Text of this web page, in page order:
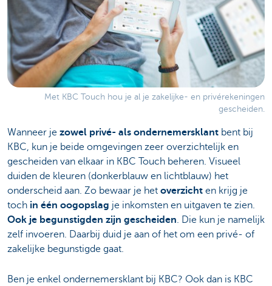
Met KBC Touch hou je al je zakelijke- en privérekeningen
gescheiden.
Wanneer je zowel privé- als ondernemersklant bent bij
KBC, kun je beide omgevingen zeer overzichtelijk en
gescheiden van elkaar in KBC Touch beheren. Visueel
duiden de kleuren (donkerblauw en lichtblauw) het
onderscheid aan. Zo bewaar je het overzicht en krijg je
toch in één oogopslag je inkomsten en uitgaven te zien.
Ook je begunstigden zijn gescheiden. Die kun je namelijk
zelf invoeren. Daarbij duid je aan of het om een privé- of
zakelijke begunstigde gaat.
Ben je enkel ondernemersklant bij KBC? Ook dan is KBC